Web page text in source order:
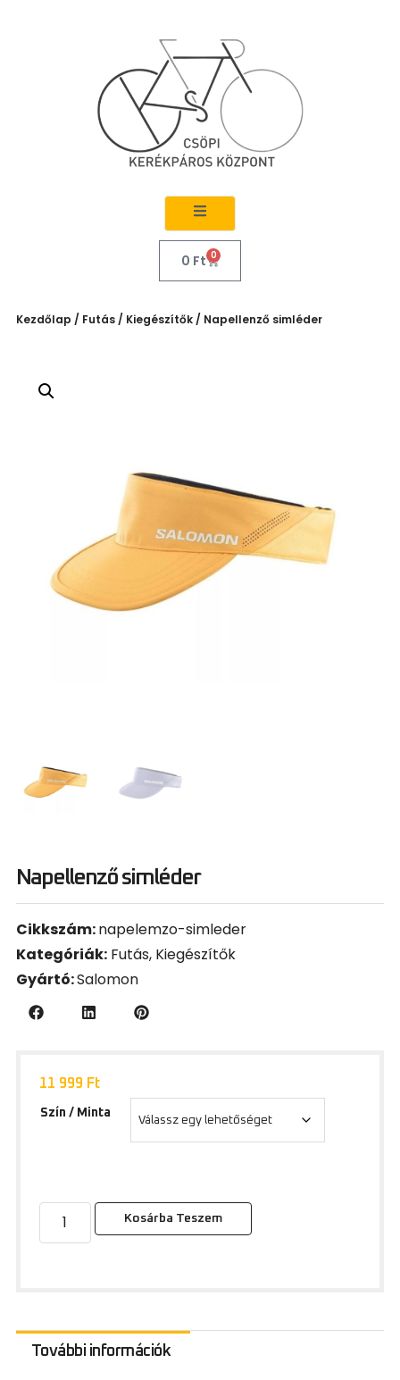
0 Ft 0
Kezdőlap / Futás / Kiegészítők / Napellenző simléder
Napellenző simléder
Cikkszám:napelemzo-simleder
Kategóriák: Futás, Kiegészítők
Gyártó:Salomon
11 999 Ft
Szín / Minta
Kosárba Teszem
További információk